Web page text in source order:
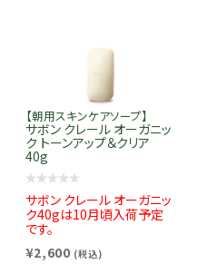
【朝用スキンケアソープ】
サボン クレール オーガニッ
ク トーンアップ＆クリア
40g
サボン クレール オーガニッ
ク40gは10月頃入荷予定
です。
¥2,600 (税込)